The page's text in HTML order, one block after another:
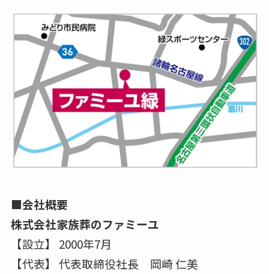
■会社概要
株式会社家族葬のファミーユ
【設立】 2000年7月
【代表】 代表取締役社長 岡崎 仁美